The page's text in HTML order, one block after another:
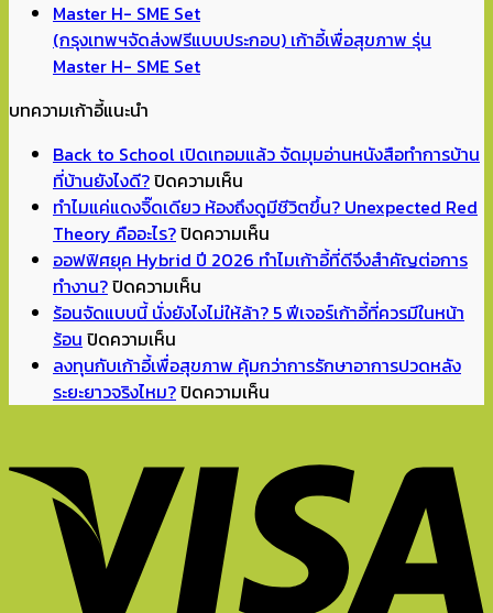
(กรุงเทพฯจัดส่งฟรีแบบประกอบ) เก้าอี้เพื่อสุขภาพ รุ่น
Master H- SME Set
บทความเก้าอี้แนะนำ
Back to School เปิดเทอมแล้ว จัดมุมอ่านหนังสือทำการบ้าน
ที่บ้านยังไงดี?ปิดความเห็น
Back
to
School
เทอม
จัด
มุม
ทำการ
บ้าน
บ้าน
ยัง
ทำไมแค่แดงจิ๊ดเดียว ห้องถึงดูมีชีวิตขึ้น? Unexpected Red
Theory คืออะไร?ปิดความเห็น
ทำไม
แดง
เดียว
มี
ชีวิต
ขึ้น?
Unexpected
Theory
ออฟฟิศยุค Hybrid ปี 2026 ทำไมเก้าอี้ที่ดีจึงสำคัญต่อการ
ทำงาน?ปิดความเห็น
ออฟฟิศ
Hybrid
ปี
เก้าอี้
สำคัญ
ต่อ
ร้อนจัดแบบนี้ นั่งยังไงไม่ให้ล้า? 5 ฟีเจอร์เก้าอี้ที่ควรมีในหน้า
ร้อน ปิดความเห็น
ร้อน
จัด
นั่ง
ยัง
ไง
ไม่
ให้
ล้า?
ลงทุนกับเก้าอี้เพื่อสุขภาพ คุ้มกว่าการรักษาอาการปวดหลัง
ระยะยาวจริงไหม?ปิดความเห็น
เก้าอี้
เพื่อ
สุขภาพ
คุ้ม